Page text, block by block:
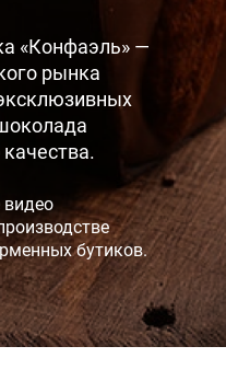
«Конфаэль» —
рынка
бутиков.